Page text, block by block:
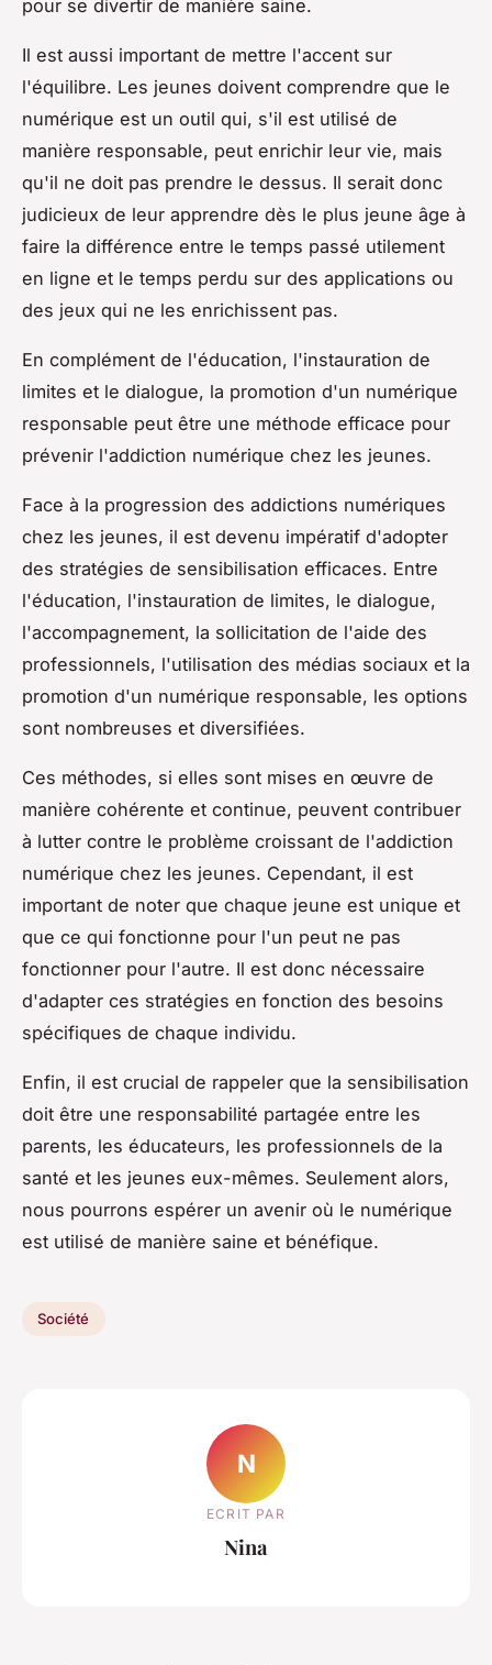
pour se divertir de manière saine.
Il est aussi important de mettre l'accent sur
l'équilibre. Les jeunes doivent comprendre que le
numérique est un outil qui, s'il est utilisé de
manière responsable, peut enrichir leur vie, mais
qu'il ne doit pas prendre le dessus. Il serait donc
judicieux de leur apprendre dès le plus jeune âge à
faire la différence entre le temps passé utilement
en ligne et le temps perdu sur des applications ou
des jeux qui ne les enrichissent pas.
En complément de l'éducation, l'instauration de
limites et le dialogue, la promotion d'un numérique
responsable peut être une méthode efficace pour
prévenir l'addiction numérique chez les jeunes.
Face à la progression des addictions numériques
chez les jeunes, il est devenu impératif d'adopter
des stratégies de sensibilisation efficaces. Entre
l'éducation, l'instauration de limites, le dialogue,
l'accompagnement, la sollicitation de l'aide des
professionnels, l'utilisation des médias sociaux et la
promotion d'un numérique responsable, les options
sont nombreuses et diversifiées.
Ces méthodes, si elles sont mises en œuvre de
manière cohérente et continue, peuvent contribuer
à lutter contre le problème croissant de l'addiction
numérique chez les jeunes. Cependant, il est
important de noter que chaque jeune est unique et
que ce qui fonctionne pour l'un peut ne pas
fonctionner pour l'autre. Il est donc nécessaire
d'adapter ces stratégies en fonction des besoins
spécifiques de chaque individu.
Enfin, il est crucial de rappeler que la sensibilisation
doit être une responsabilité partagée entre les
parents, les éducateurs, les professionnels de la
santé et les jeunes eux-mêmes. Seulement alors,
nous pourrons espérer un avenir où le numérique
est utilisé de manière saine et bénéfique.
Société
N
ECRIT PAR
Nina